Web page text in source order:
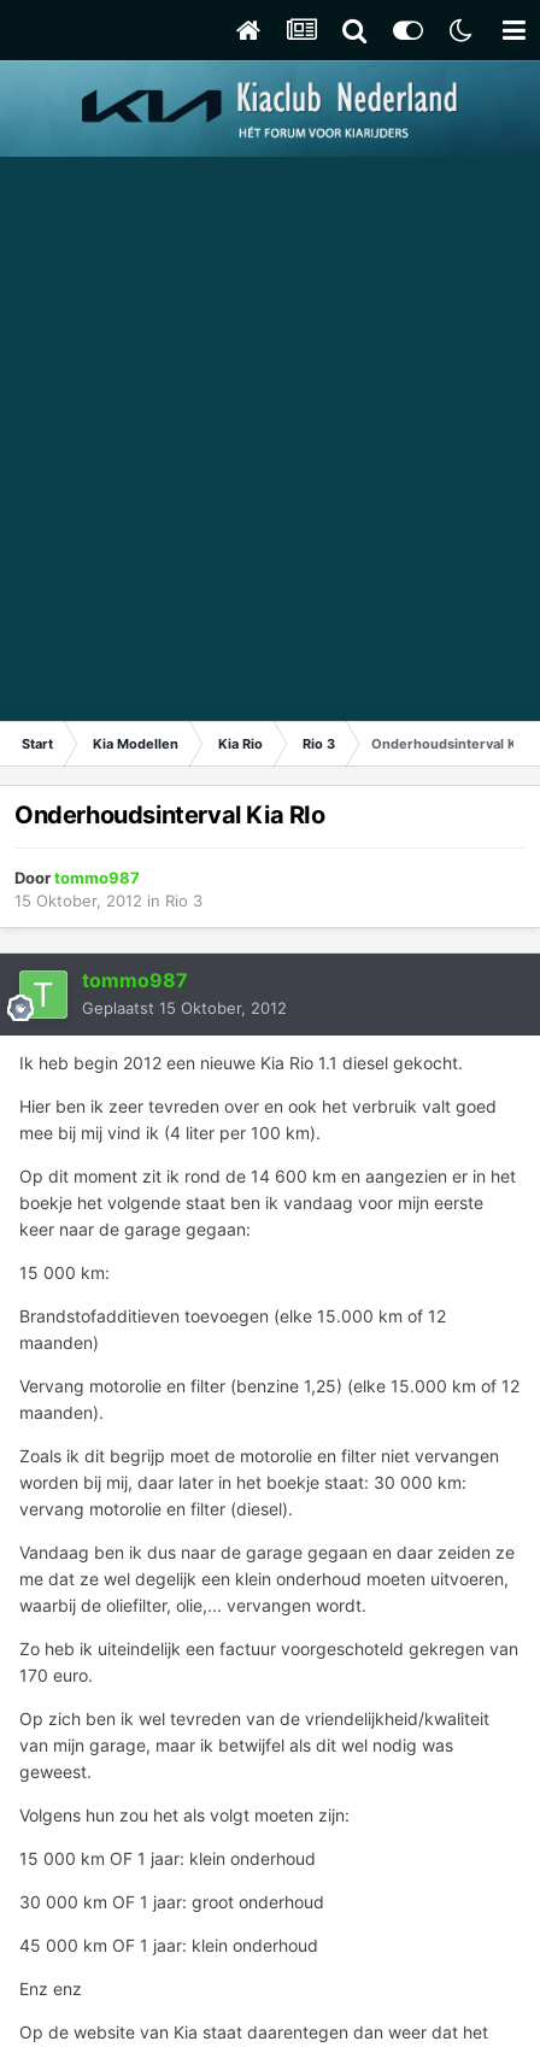
Start Kia Modellen Kia Rio Rio 3 Onderhoudsinterval Kia
Onderhoudsinterval Kia RIo
Doortommo987
15 Oktober, 2012 in Rio 3
tommo987
Geplaatst 15 Oktober, 2012
Ik heb begin 2012 een nieuwe Kia Rio 1.1 diesel gekocht.
Hier ben ik zeer tevreden over en ook het verbruik valt goed
mee bij mij vind ik (4 liter per 100 km).
Op dit moment zit ik rond de 14 600 km en aangezien er in het
boekje het volgende staat ben ik vandaag voor mijn eerste
keer naar de garage gegaan:
15 000 km:
Brandstofadditieven toevoegen (elke 15.000 km of 12
maanden)
Vervang motorolie en filter (benzine 1,25) (elke 15.000 km of 12
maanden).
Zoals ik dit begrijp moet de motorolie en filter niet vervangen
worden bij mij, daar later in het boekje staat: 30 000 km:
vervang motorolie en filter (diesel).
Vandaag ben ik dus naar de garage gegaan en daar zeiden ze
me dat ze wel degelijk een klein onderhoud moeten uitvoeren,
waarbij de oliefilter, olie,... vervangen wordt.
Zo heb ik uiteindelijk een factuur voorgeschoteld gekregen van
170 euro.
Op zich ben ik wel tevreden van de vriendelijkheid/kwaliteit
van mijn garage, maar ik betwijfel als dit wel nodig was
geweest.
Volgens hun zou het als volgt moeten zijn:
15 000 km OF 1 jaar: klein onderhoud
30 000 km OF 1 jaar: groot onderhoud
45 000 km OF 1 jaar: klein onderhoud
Enz enz
Op de website van Kia staat daarentegen dan weer dat het